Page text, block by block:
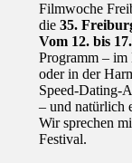
Filmwoche
die 35.
Vom 12. bis
Programm – im
oder in der
Speed-Dating-
– und natürlich
Wir sprechen
Festival.